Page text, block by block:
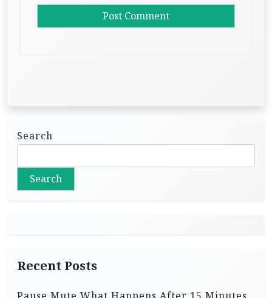
Search
Search
Recent Posts
Pause Mute What Happens After 15 Minutes